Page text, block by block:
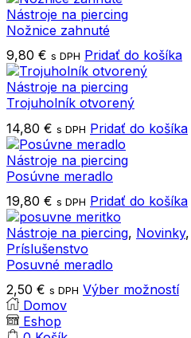
Nástroje na piercing
Nožnice zahnuté
9,80 € s DPH Pridať do košíka
Nástroje na piercing
Trojuholník otvorený
14,80 € s DPH Pridať do košíka
Nástroje na piercing
Posúvne meradlo
19,80 € s DPH Pridať do košíka
Nástroje na piercing, Novinky,
Príslušenstvo
Posuvné meradlo
2,50 € s DPH Výber možností
Domov
Eshop